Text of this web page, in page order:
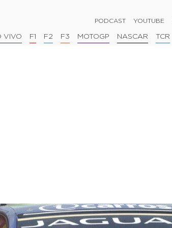
PODCAST YOUTUBE
VIVO F1 F2 F3 MOTOGP NASCAR TCR